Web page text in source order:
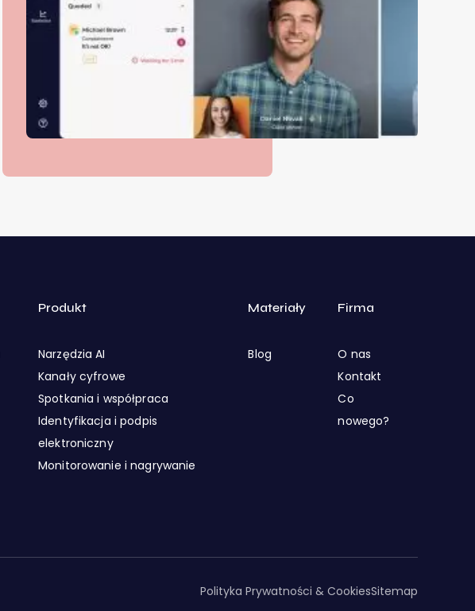
Produkt
Narzędzia AI
Kanały cyfrowe
Spotkania i współpraca
Identyfikacja i podpis
elektroniczny
Monitorowanie i nagrywanie
Materiały
Blog
Firma
O nas
Kontakt
Co
nowego?
Polityka Prywatności & CookiesSitemap